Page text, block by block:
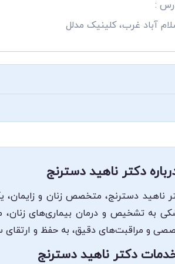
:
آباد غرب، کلینیک مدلل
دکتر ناهید دسترنج
ناهید دسترنج، متخصص زنان و زایمان،
به تشخیص و درمان بیماری‌های زنان،
و مراقبت‌های دقیق، به حفظ و ارتقای
دکتر ناهید دسترنج